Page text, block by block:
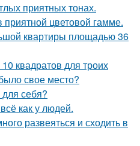
приятных тонах.
приятной цветовой гамме.
квартиры площадью 36
квадратов для троих
свое место?
себя?
как у людей.
развеяться и сходить в